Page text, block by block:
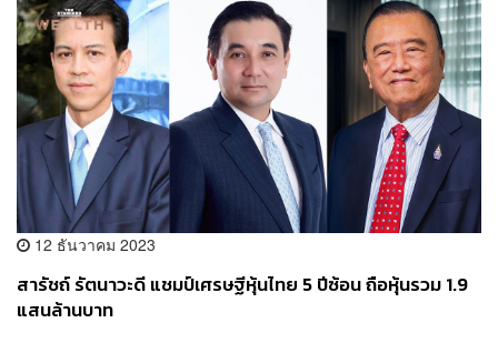
12 ธันวาคม 2023
สารัชถ์ รัตนาวะดี แชมป์เศรษฐีหุ้นไทย 5 ปีซ้อน ถือหุ้นรวม 1.9
แสนล้านบาท